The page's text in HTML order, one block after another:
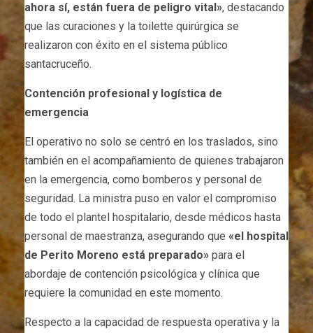
ahora sí, están fuera de peligro vital», destacando
que las curaciones y la toilette quirúrgica se
realizaron con éxito en el sistema público
santacruceño.
Contención profesional y logística de
emergencia
El operativo no solo se centró en los traslados, sino
también en el acompañamiento de quienes trabajaron
en la emergencia, como bomberos y personal de
seguridad. La ministra puso en valor el compromiso
de todo el plantel hospitalario, desde médicos hasta
personal de maestranza, asegurando que «el hospital
de Perito Moreno está preparado» para el
abordaje de contención psicológica y clínica que
requiere la comunidad en este momento.
Respecto a la capacidad de respuesta operativa y la